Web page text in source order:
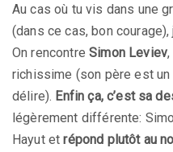
Au cas où tu vis dans une
(dans ce cas, bon
On rencontreSimon Leviev
richissime (son père est un
délire). Enfin ça, c’est sa
légèrement différente:
Hayut etrépond plutôt au